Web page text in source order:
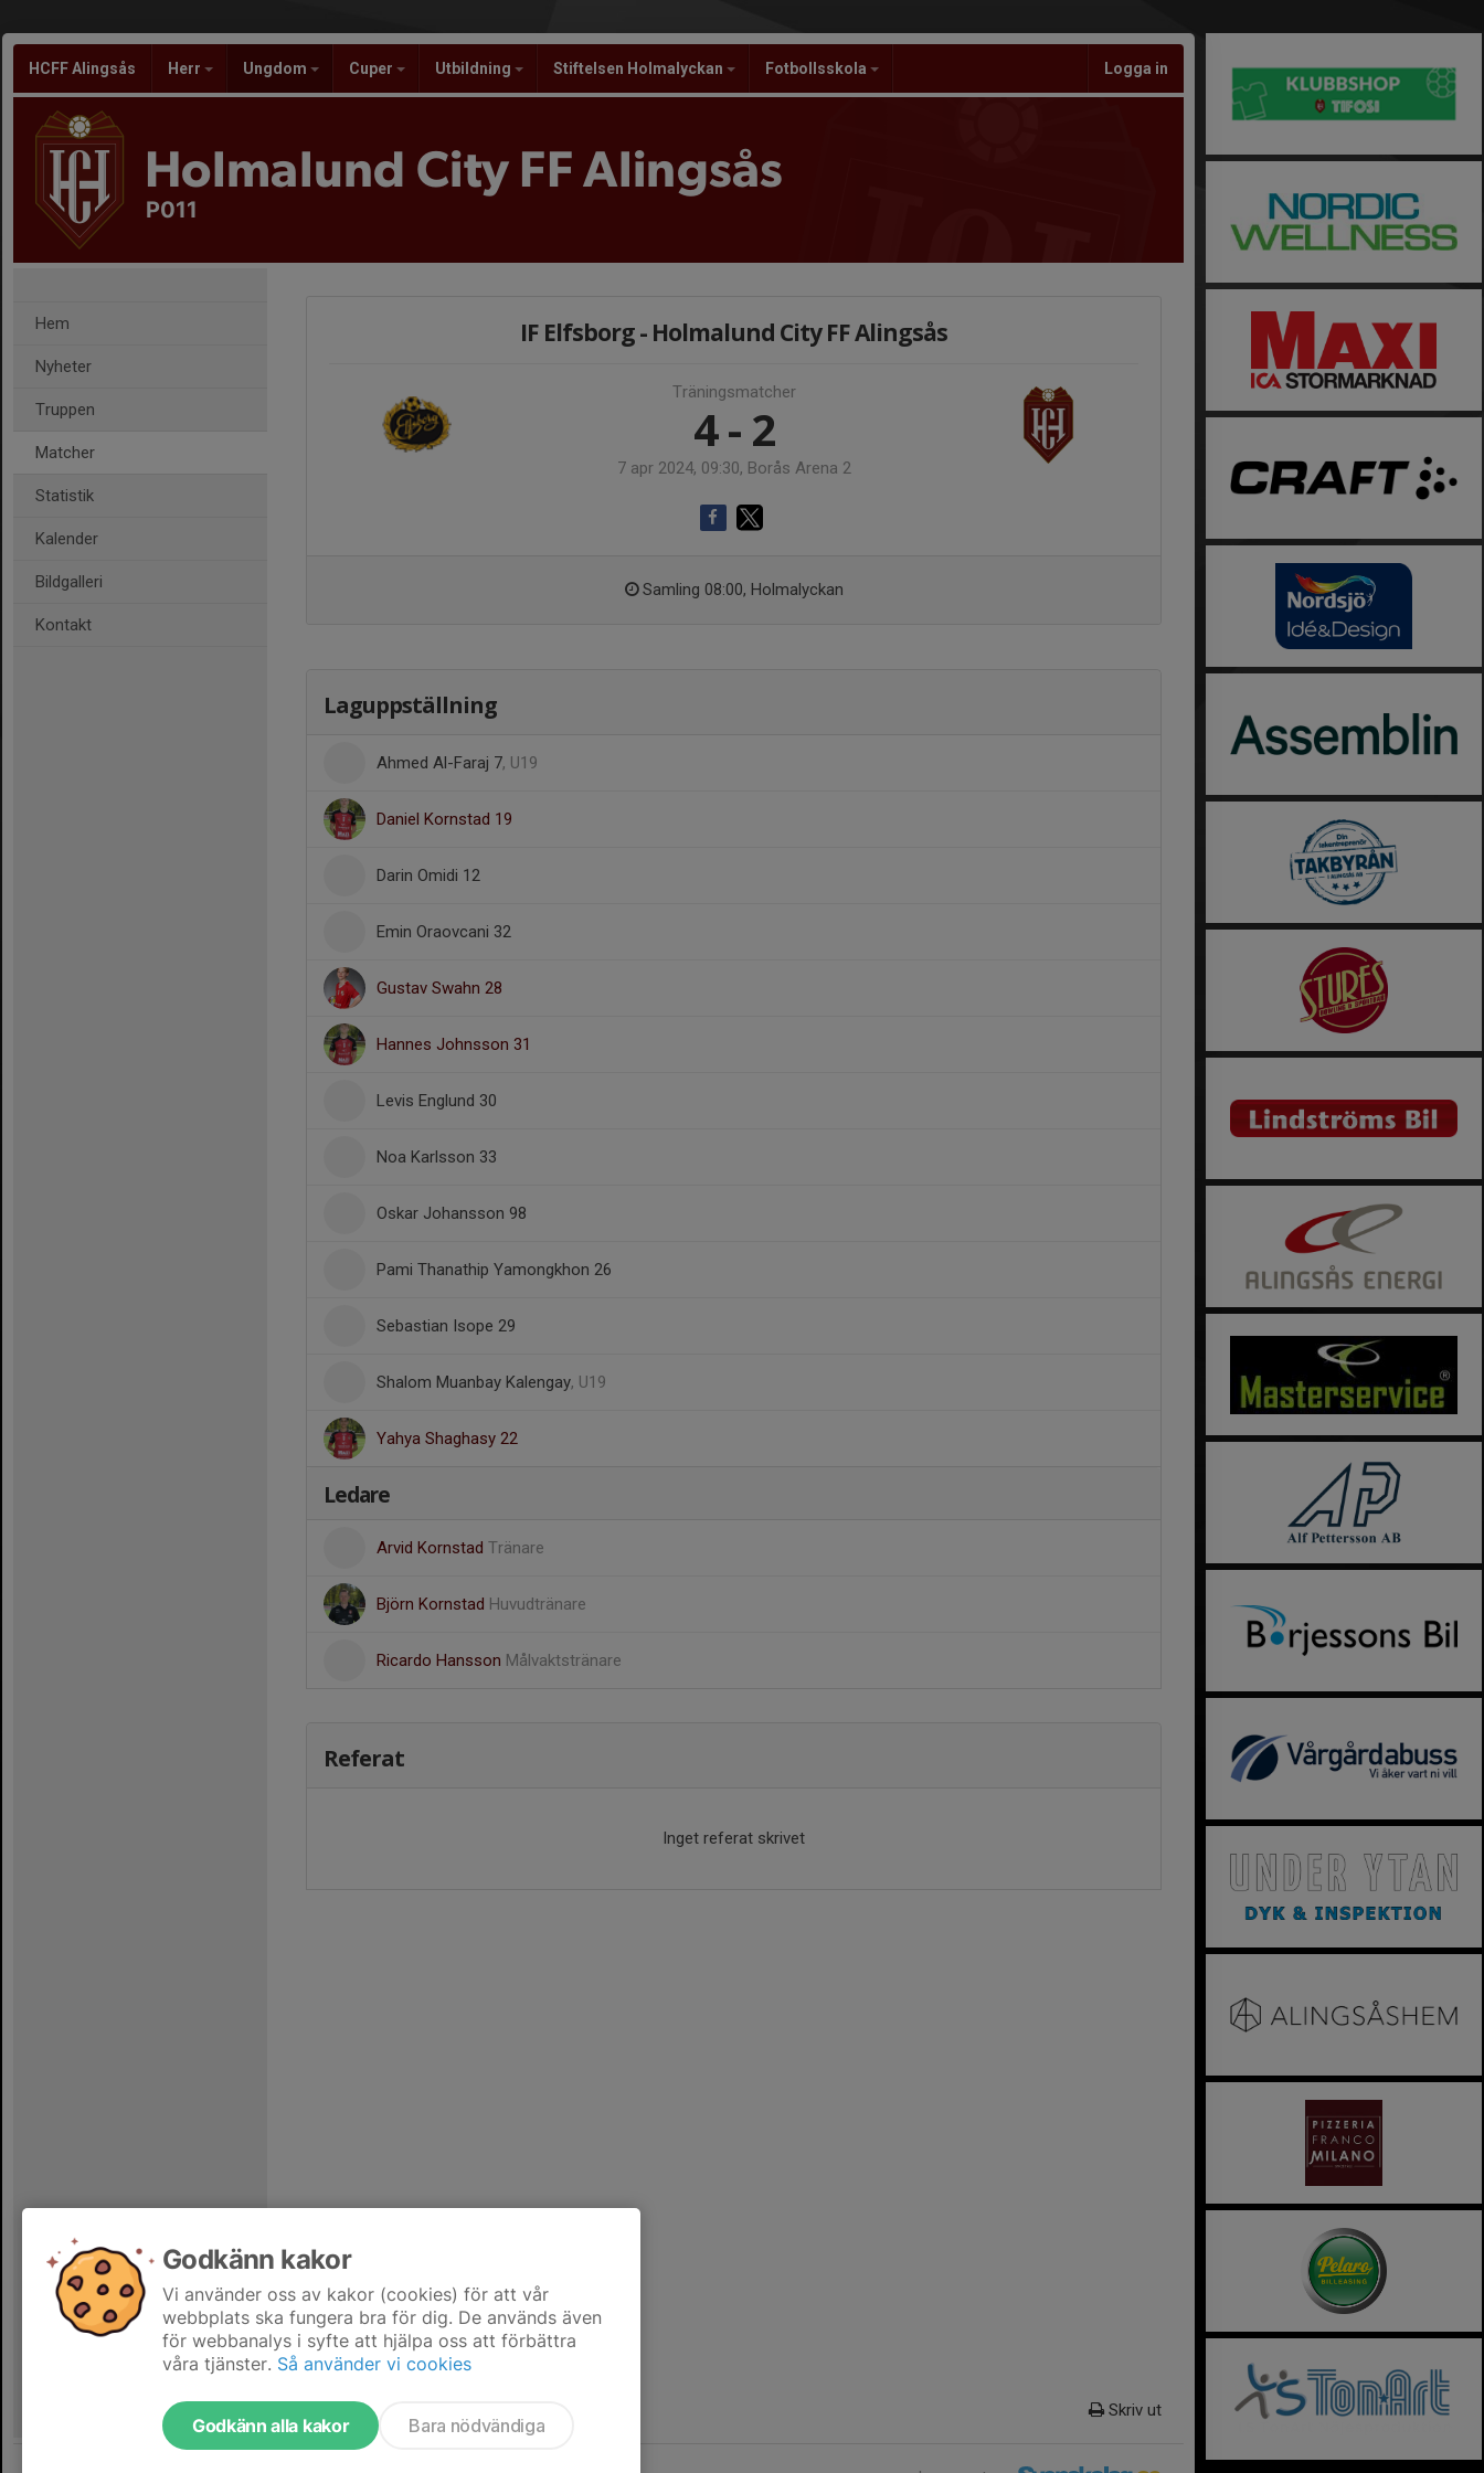
HCFF Alingsås Herr Ungdom Cuper Utbildning Stiftelsen Holmalyckan Fotbollsskola Logga in
Holmalund City FF Alingsås
P011
Hem
Nyheter
Truppen
Matcher
Statistik
Kalender
Bildgalleri
Kontakt
IF Elfsborg - Holmalund City FF Alingsås
Träningsmatcher
4 - 2
7 apr 2024, 09:30, Borås Arena 2
Samling 08:00, Holmalyckan
Laguppställning
Ahmed Al-Faraj 7, U19
Daniel Kornstad 19
Darin Omidi 12
Emin Oraovcani 32
Gustav Swahn 28
Hannes Johnsson 31
Levis Englund 30
Noa Karlsson 33
Oskar Johansson 98
Pami Thanathip Yamongkhon 26
Sebastian Isope 29
Shalom Muanbay Kalengay, U19
Yahya Shaghasy 22
Ledare
Arvid Kornstad Tränare
Björn Kornstad Huvudtränare
Ricardo Hansson Målvaktstränare
Referat
Inget referat skrivet
Skriv ut
Godkänn kakor
Vi använder oss av kakor (cookies) för att vår
webbplats ska fungera bra för dig. De används även
för webbanalys i syfte att hjälpa oss att förbättra
våra tjänster. Så använder vi cookies
Godkänn alla kakor Bara nödvändiga